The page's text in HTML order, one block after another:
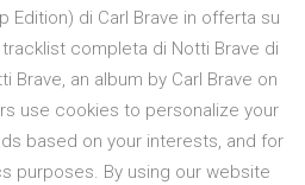
Edition) di Carl Brave in offerta su
tracklist completa di Notti Brave di
Brave, an album by Carl Brave on
use cookies to personalize your
based on your interests, and for
purposes. By using our website